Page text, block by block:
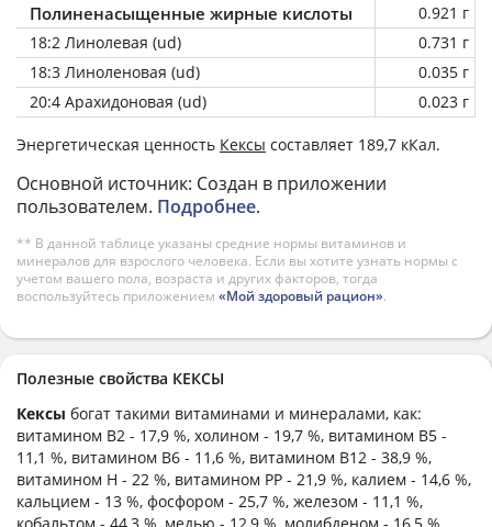
Полиненасыщенные жирные кислоты
0.921 г
18:2 Линолевая (ud)
0.731 г
18:3 Линоленовая (ud)
0.035 г
20:4 Арахидоновая (ud)
0.023 г
Энергетическая ценность Кексы составляет 189,7 кКал.
Основной источник: Создан в приложении
пользователем. Подробнее.
** В данной таблице указаны средние нормы витаминов и
минералов для взрослого человека. Если вы хотите узнать нормы с
учетом вашего пола, возраста и других факторов, тогда
воспользуйтесь приложением «Мой здоровый рацион».
Полезные свойства КЕКСЫ
Кексы богат такими витаминами и минералами, как:
витамином B2 - 17,9 %, холином - 19,7 %, витамином B5 -
11,1 %, витамином B6 - 11,6 %, витамином B12 - 38,9 %,
витамином H - 22 %, витамином PP - 21,9 %, калием - 14,6 %,
кальцием - 13 %, фосфором - 25,7 %, железом - 11,1 %,